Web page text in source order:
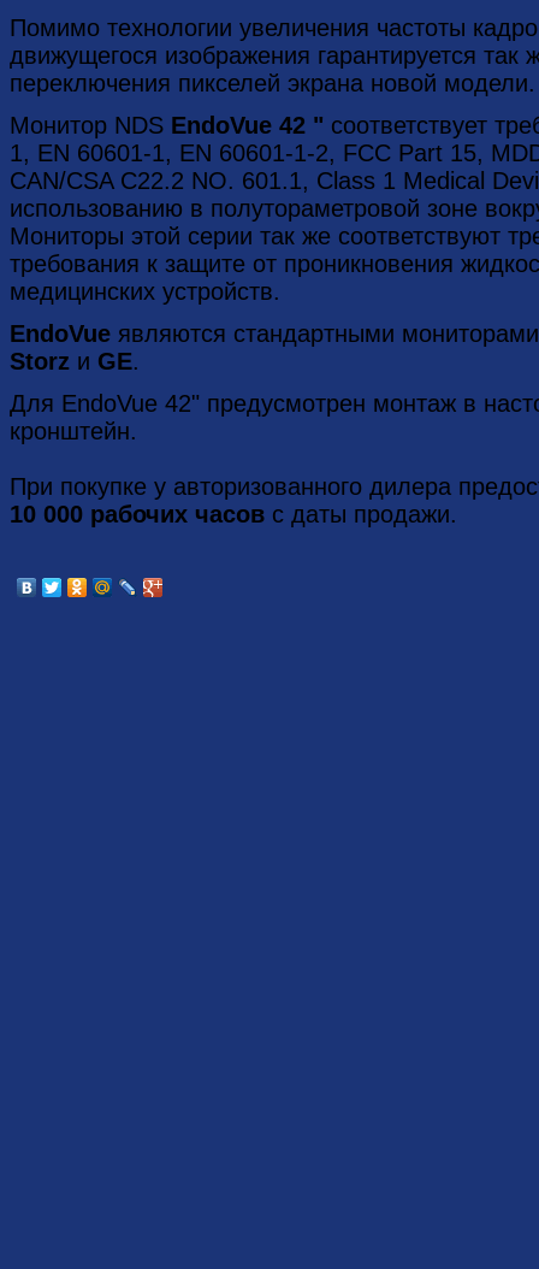
Помимо технологии увеличения частоты
движущегося изображения гарантируется так
переключения пикселей экрана новой модели.
Монитор NDS EndoVue 42 " соответствует
1, EN 60601-1, EN 60601-1-2, FCC Part 15,
CAN/CSA C22.2 NO. 601.1, Class 1 Medical
использованию в полутораметровой зоне
Мониторы этой серии так же соответствуют
требования к защите от проникновения
медицинских устройств.
EndoVue являются стандартными
Storz и GE.
Для EndoVue 42" предусмотрен монтаж в
кронштейн.
При покупке у авторизованного дилера
10 000 рабочих часов с даты продажи.